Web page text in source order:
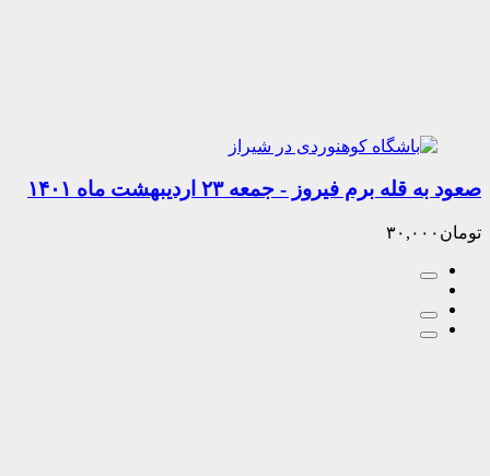
فیروز - جمعه ۲۳ اردیبهشت ماه ۱۴۰۱